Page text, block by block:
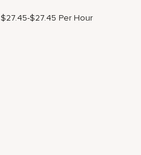
$27.45-$27.45 Per Hour